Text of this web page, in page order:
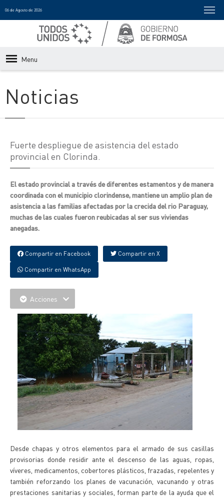
06 de Agosto de 2026
Menu
Noticias
Fuerte despliegue de asistencia del estado
provincial en Clorinda.
El estado provincial a través de diferentes estamentos y de manera
coordinada con el municipio clorindense, mantiene un amplio plan de
asistencia a las familias afectadas por la crecida del rio Paraguay,
muchas de las cuales fueron reubicadas al ser sus viviendas
anegadas.
Compartir en Facebook Compartir en X
Compartir en WhatsApp
Acciones
Desde chapas y otros elementos para el armado de sus casillas
provisorias donde residir ante el descenso de las aguas, ropas,
víveres, medicamentos, cobertores plásticos, frazadas, repelentes y
también reforzando los planes de vacunación, vacunando y otras
prestaciones sanitarias y sociales, forman parte de la ayuda que el